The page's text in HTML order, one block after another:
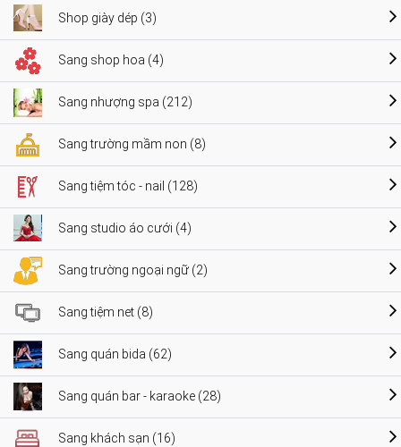
Shop giày dép (3)
Sang shop hoa (4)
Sang nhượng spa (212)
Sang trường mầm non (8)
Sang tiệm tóc - nail (128)
Sang studio áo cưới (4)
Sang trường ngoại ngữ (2)
Sang tiệm net (8)
Sang quán bida (62)
Sang quán bar - karaoke (28)
Sang khách sạn (16)